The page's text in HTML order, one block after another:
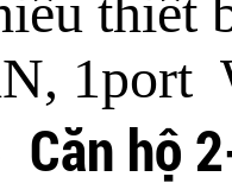
1port
Căn hộ